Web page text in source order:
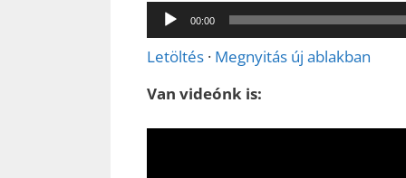
Audió
lejátszó
00:00
Letöltés · Megnyitás új ablakban
Van videónk is: